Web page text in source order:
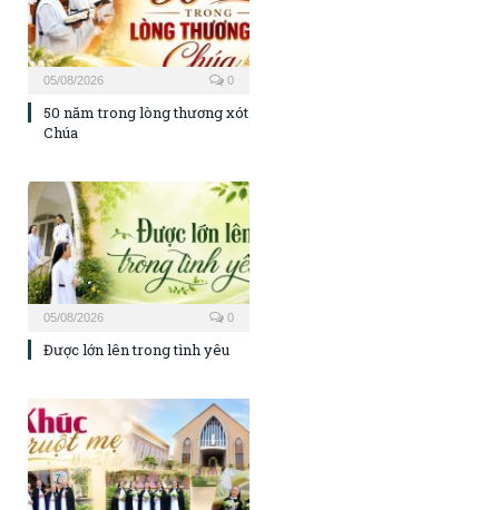
05/08/2026 0
50 năm trong lòng thương xót
Chúa
05/08/2026 0
Được lớn lên trong tình yêu